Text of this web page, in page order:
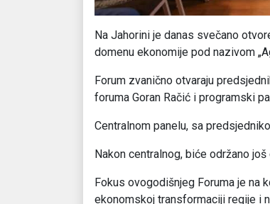
Na Jahorini je danas svečano
domenu ekonomije pod nazivom
Forum zvanično otvaraju
foruma Goran Račić i programski
Centralnom panelu, sa
Nakon centralnog, biće održano još
Fokus ovogodišnjeg Foruma je na
ekonomskoj transformaciji regije i